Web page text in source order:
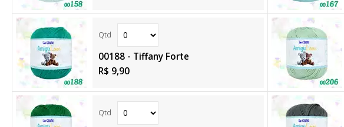
00188 - Tiffany Forte
R$ 9,90